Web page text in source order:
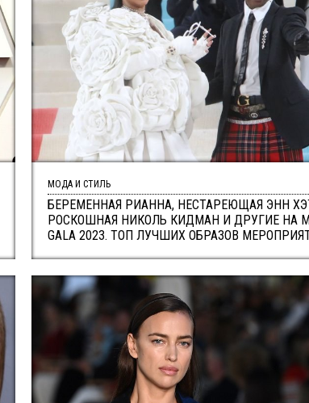
БЕРЕМЕННАЯ РИАННА, НЕСТАРЕЮЩАЯ ЭНН
РОСКОШНАЯ НИКОЛЬ КИДМАН И ДРУГИЕ НА
GALA 2023. ТОП ЛУЧШИХ ОБРАЗОВ
МОДА И СТИЛЬ